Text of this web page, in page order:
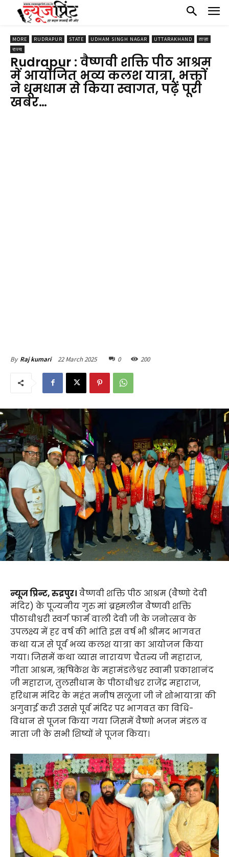
MORE RUDRAPUR STATE UDHAM SINGH NAGAR UTTARAKHAND
ताज़ा
राज्य
Rudrapur : वैष्णवी शक्ति पीठ आश्रम
में आयोजित भव्य कलश यात्रा, भक्तों
ने धूमधाम से किया स्वागत, पढ़ें पूरी
खबर…
By Raj kumari 22 March 2025 0 200
न्यूज प्रिन्ट, रुद्रपुर। वैष्णवी शक्ति पीठ आश्रम (वैष्णो देवी
मंदिर) के पूज्यनीय गुरु मां ब्रह्मलीन वैष्णवी शक्ति
पीठाधीश्वरी स्वर्ग फार्म वाली देवी जी के जनोत्सव के
उपलक्ष्य में हर वर्ष की भांति इस वर्ष भी श्रीमद भागवत
कथा यज्ञ से पूर्व भव्य कलश यात्रा का आयोजन किया
गया। जिसमें कथा व्यास नारायण चैतन्य जी महाराज,
गीता आश्रम, ऋषिकेश के महामंडलेश्वर स्वामी प्रकाशानंद
जी महाराज, तुलसीधाम के पीठाधीश्वर राजेंद्र महाराज,
हरिधाम मंदिर के महंत मनीष सलूजा जी ने शोभायात्रा की
अगुवाई करी उससे पूर्व मंदिर पर भागवत का विधि-
विधान से पूजन किया गया जिसमें वैष्णो भजन मंडल व
माता जी के सभी शिष्यों ने पूजन किया।